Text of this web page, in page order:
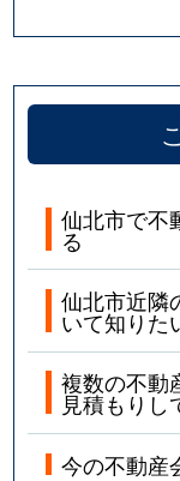
仙北市で不
る
仙北市近隣
いて知りた
複数の不動
見積もりし
今の不動産